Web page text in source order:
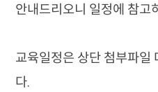
안내드리오니 일정에 참고
교육일정은 상단 첨부파일
다.